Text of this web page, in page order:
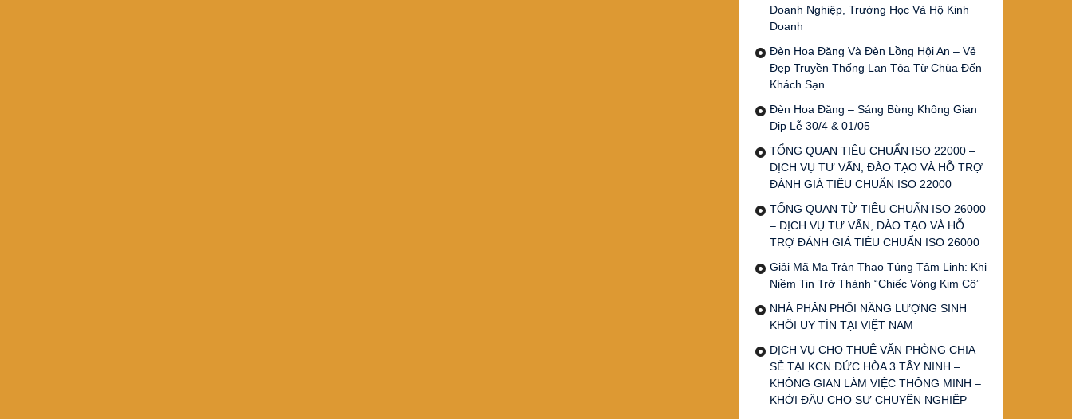
Doanh Nghiệp, Trường Học Và Hộ Kinh
Doanh
Đèn Hoa Đăng Và Đèn Lồng Hội An – Vẻ
Đẹp Truyền Thống Lan Tỏa Từ Chùa Đến
Khách Sạn
Đèn Hoa Đăng – Sáng Bừng Không Gian
Dịp Lễ 30/4 & 01/05
TỔNG QUAN TIÊU CHUẨN ISO 22000 –
DỊCH VỤ TƯ VẤN, ĐÀO TẠO VÀ HỖ TRỢ
ĐÁNH GIÁ TIÊU CHUẨN ISO 22000
TỔNG QUAN TỪ TIÊU CHUẨN ISO 26000
– DỊCH VỤ TƯ VẤN, ĐÀO TẠO VÀ HỖ
TRỢ ĐÁNH GIÁ TIÊU CHUẨN ISO 26000
Giải Mã Ma Trận Thao Túng Tâm Linh: Khi
Niềm Tin Trở Thành “Chiếc Vòng Kim Cô”
NHÀ PHÂN PHỐI NĂNG LƯỢNG SINH
KHỐI UY TÍN TẠI VIỆT NAM
DỊCH VỤ CHO THUÊ VĂN PHÒNG CHIA
SẺ TẠI KCN ĐỨC HÒA 3 TÂY NINH –
KHÔNG GIAN LÀM VIỆC THÔNG MINH –
KHỞI ĐẦU CHO SỰ CHUYÊN NGHIỆP